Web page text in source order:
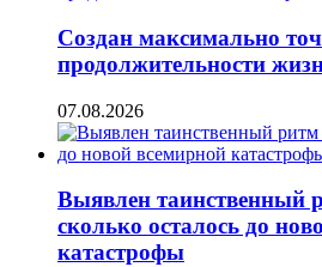
Создан максимально
продолжительности
07.08.2026
Выявлен таинственный
сколько осталось до
катастрофы